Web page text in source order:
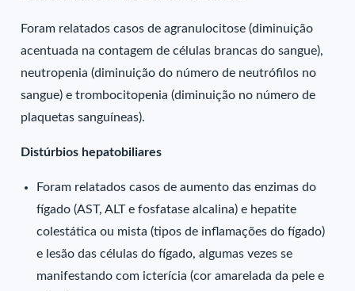
Foram relatados casos de agranulocitose (diminuição
acentuada na contagem de células brancas do sangue),
neutropenia (diminuição do número de neutrófilos no
sangue) e trombocitopenia (diminuição no número de
plaquetas sanguíneas).
Distúrbios hepatobiliares
Foram relatados casos de aumento das enzimas do
fígado (AST, ALT e fosfatase alcalina) e hepatite
colestática ou mista (tipos de inflamações do fígado)
e lesão das células do fígado, algumas vezes se
manifestando com icterícia (cor amarelada da pele e